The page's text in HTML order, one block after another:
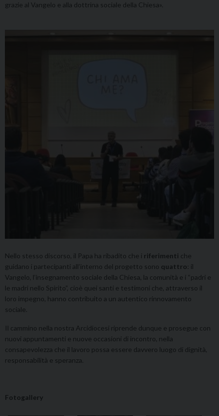
grazie al Vangelo e alla dottrina sociale della Chiesa».
Nello stesso discorso, il Papa ha ribadito che i riferimenti che
guidano i partecipanti all’interno del progetto sono quattro: il
Vangelo, l’insegnamento sociale della Chiesa, la comunità e i “padri e
le madri nello Spirito”, cioè quei santi e testimoni che, attraverso il
loro impegno, hanno contribuito a un autentico rinnovamento
sociale.
Il cammino nella nostra Arcidiocesi riprende dunque e prosegue con
nuovi appuntamenti e nuove occasioni di incontro, nella
consapevolezza che il lavoro possa essere davvero luogo di dignità,
responsabilità e speranza.
Fotogallery